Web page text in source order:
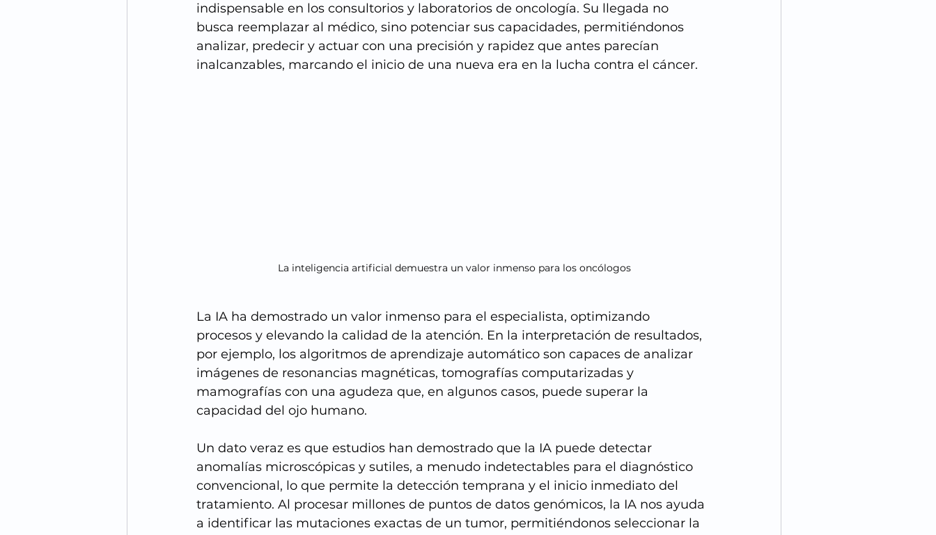
indispensable en los consultorios y laboratorios de oncología. Su llegada no
busca reemplazar al médico, sino potenciar sus capacidades, permitiéndonos
analizar, predecir y actuar con una precisión y rapidez que antes parecían
inalcanzables, marcando el inicio de una nueva era en la lucha contra el cáncer.
La inteligencia artificial demuestra un valor inmenso para los oncólogos
La IA ha demostrado un valor inmenso para el especialista, optimizando
procesos y elevando la calidad de la atención. En la interpretación de resultados,
por ejemplo, los algoritmos de aprendizaje automático son capaces de analizar
imágenes de resonancias magnéticas, tomografías computarizadas y
mamografías con una agudeza que, en algunos casos, puede superar la
capacidad del ojo humano.
Un dato veraz es que estudios han demostrado que la IA puede detectar
anomalías microscópicas y sutiles, a menudo indetectables para el diagnóstico
convencional, lo que permite la detección temprana y el inicio inmediato del
tratamiento. Al procesar millones de puntos de datos genómicos, la IA nos ayuda
a identificar las mutaciones exactas de un tumor, permitiéndonos seleccionar la